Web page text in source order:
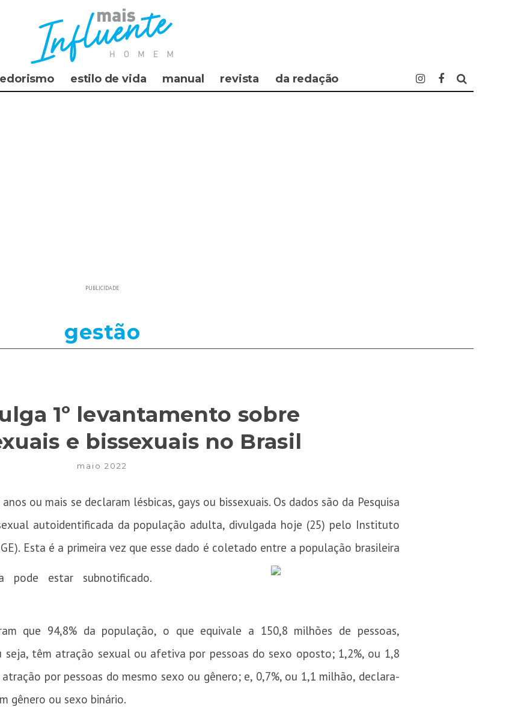
estilo de vida manual revista da redação
PUBLICIDADE
gestão
1º levantamento sobre
e bissexuais no Brasil
maio 2022
ou mais se declaram lésbicas, gays ou bissexuais. Os dados são da Pesquisa
autoidentificada da população adulta, divulgada hoje (25) pelo Instituto
Esta é a primeira vez que esse dado é coletado entre a população brasileira
estar subnotificado.
que 94,8% da população, o que equivale a 150,8 milhões de pessoas,
seja, têm atração sexual ou afetiva por pessoas do sexo oposto; 1,2%, ou 1,8
por pessoas do mesmo sexo ou gênero; e, 0,7%, ou 1,1 milhão, declara-
gênero ou sexo binário.